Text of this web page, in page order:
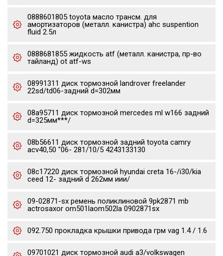
0888601805 toyota масло трансм. для
амортизаторов (металл. канистра) ahc suspention
fluid 2.5л
0888681855 жидкость atf (металл. канистра, пр-во
тайланд) ot atf-ws
08991311 диск тормозной landrover freelander
22sd/td06-задний d=302мм
08a95711 диск тормозной mercedes ml w166 задний
d=325мм***/
08b56611 диск тормозной задний toyota camry
acv40,50 "06- 281/10/5 4243133130
08c17220 диск тормозной hyundai creta 16-/i30/kia
ceed 12- задний d 262мм иии/
09-02871-sx ремень поликлиновой 9pk2871 mb
actrosaxor om501laom502la 0902871sx
092.750 прокладка крышки привода грм vag 1.4 / 1.6
09701021 диск тормозной audi a3/volkswagen